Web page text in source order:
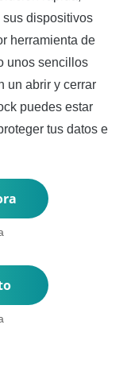
dispositivos
herramienta de
unos sencillos
un abrir y cerrar
puedes estar
tus datos e